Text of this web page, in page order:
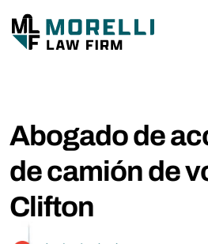
Abogado de
de camión de
Clifton